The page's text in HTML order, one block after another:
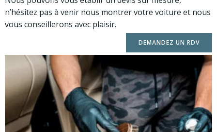
n’hésitez pas à venir nous montrer votre voiture et nous
vous conseillerons avec plaisir.
DEMANDEZ UN RDV